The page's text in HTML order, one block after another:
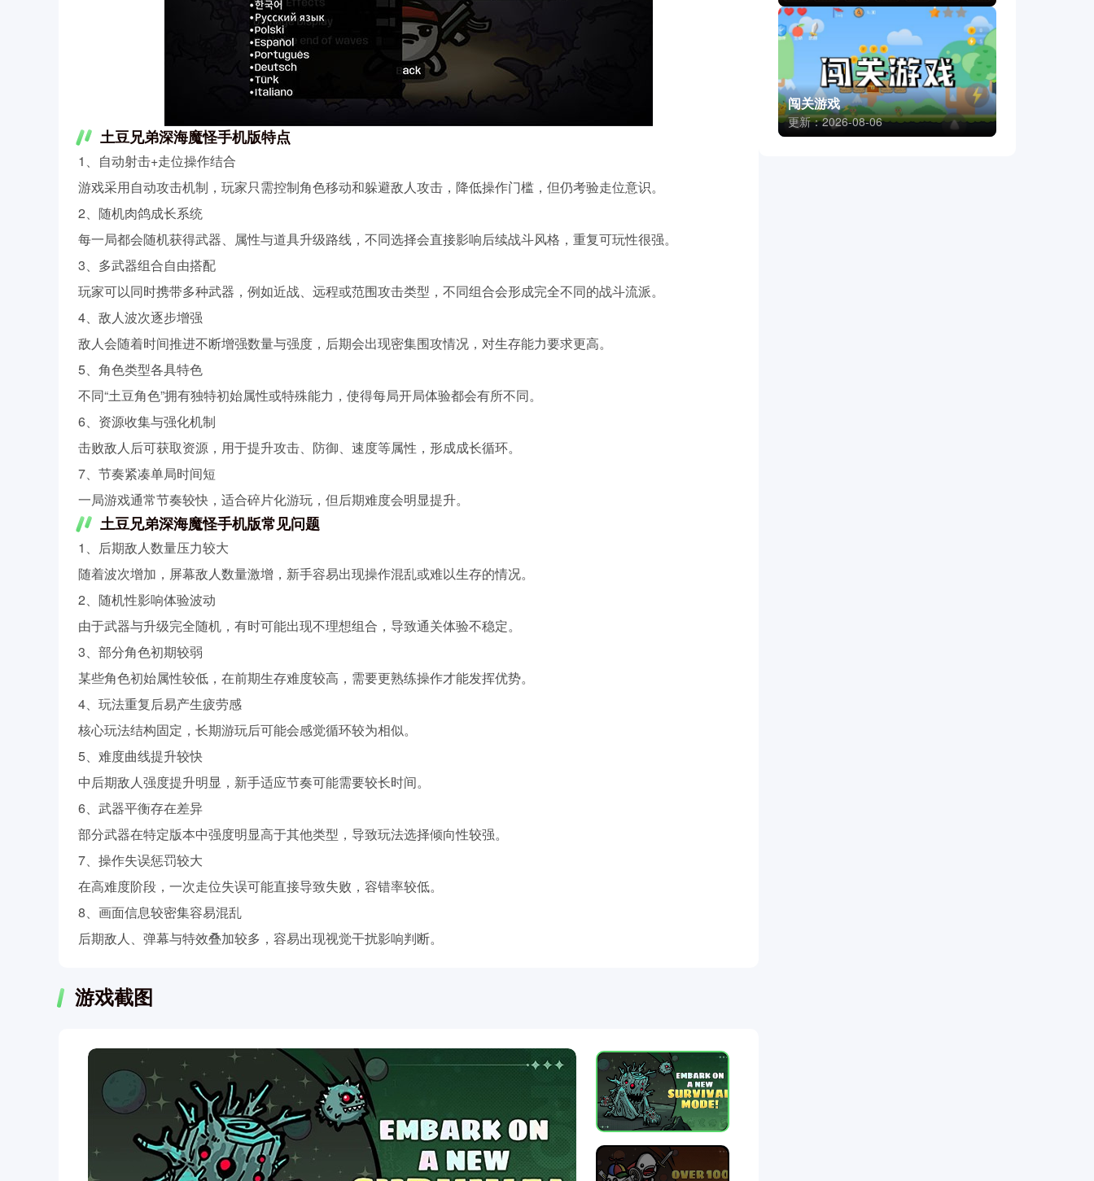
土豆兄弟深海魔怪手机版特点
1、自动射击+走位操作结合
游戏采用自动攻击机制，玩家只需控制角色移动和躲避敌人攻击，降低操作门槛，但仍考验走位意识。
2、随机肉鸽成长系统
每一局都会随机获得武器、属性与道具升级路线，不同选择会直接影响后续战斗风格，重复可玩性很强。
3、多武器组合自由搭配
玩家可以同时携带多种武器，例如近战、远程或范围攻击类型，不同组合会形成完全不同的战斗流派。
4、敌人波次逐步增强
敌人会随着时间推进不断增强数量与强度，后期会出现密集围攻情况，对生存能力要求更高。
5、角色类型各具特色
不同“土豆角色”拥有独特初始属性或特殊能力，使得每局开局体验都会有所不同。
6、资源收集与强化机制
击败敌人后可获取资源，用于提升攻击、防御、速度等属性，形成成长循环。
7、节奏紧凑单局时间短
一局游戏通常节奏较快，适合碎片化游玩，但后期难度会明显提升。
土豆兄弟深海魔怪手机版常见问题
1、后期敌人数量压力较大
随着波次增加，屏幕敌人数量激增，新手容易出现操作混乱或难以生存的情况。
2、随机性影响体验波动
由于武器与升级完全随机，有时可能出现不理想组合，导致通关体验不稳定。
3、部分角色初期较弱
某些角色初始属性较低，在前期生存难度较高，需要更熟练操作才能发挥优势。
4、玩法重复后易产生疲劳感
核心玩法结构固定，长期游玩后可能会感觉循环较为相似。
5、难度曲线提升较快
中后期敌人强度提升明显，新手适应节奏可能需要较长时间。
6、武器平衡存在差异
部分武器在特定版本中强度明显高于其他类型，导致玩法选择倾向性较强。
7、操作失误惩罚较大
在高难度阶段，一次走位失误可能直接导致失败，容错率较低。
8、画面信息较密集容易混乱
后期敌人、弹幕与特效叠加较多，容易出现视觉干扰影响判断。
游戏截图
闯关游戏
更新：2026-08-06